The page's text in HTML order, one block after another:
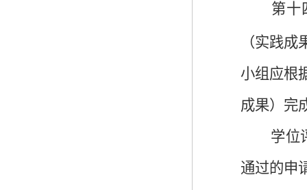
第十
（实践
小组应根
成果）完
学位
通过的申